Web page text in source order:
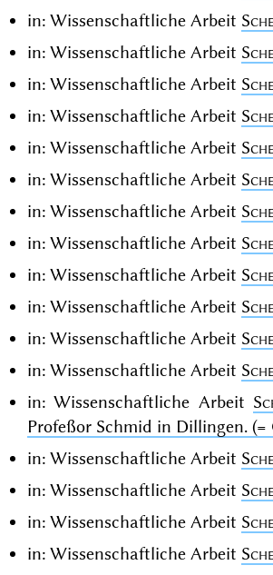
in: Wissenschaftliche Arbeit
in: Wissenschaftliche Arbeit
in: Wissenschaftliche Arbeit
in: Wissenschaftliche Arbeit
in: Wissenschaftliche Arbeit
in: Wissenschaftliche Arbeit
in: Wissenschaftliche Arbeit
in: Wissenschaftliche Arbeit
in: Wissenschaftliche Arbeit
in: Wissenschaftliche Arbeit
in: Wissenschaftliche Arbeit
in: Wissenschaftliche Arbeit
in: Wissenschaftliche Arbeit
Profeßor Schmid in Dillingen.
in: Wissenschaftliche Arbeit
in: Wissenschaftliche Arbeit
in: Wissenschaftliche Arbeit
in: Wissenschaftliche Arbeit